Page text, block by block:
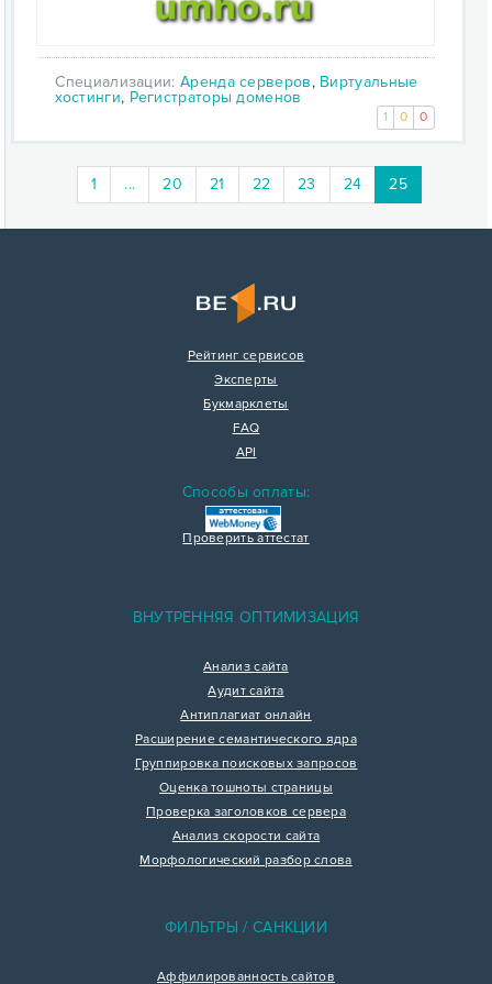
Специализации: Аренда серверов, Виртуальные
хостинги, Регистраторы доменов
1 0 0
1 ... 20 21 22 23 24 25(current)
Рейтинг сервисов
Эксперты
Букмарклеты
FAQ
API
Способы оплаты:
Проверить аттестат
ВНУТРЕННЯЯ ОПТИМИЗАЦИЯ
Анализ сайта
Аудит сайта
Антиплагиат онлайн
Расширение семантического ядра
Группировка поисковых запросов
Оценка тошноты страницы
Проверка заголовков сервера
Анализ скорости сайта
Морфологический разбор слова
ФИЛЬТРЫ / САНКЦИИ
Аффилированность сайтов